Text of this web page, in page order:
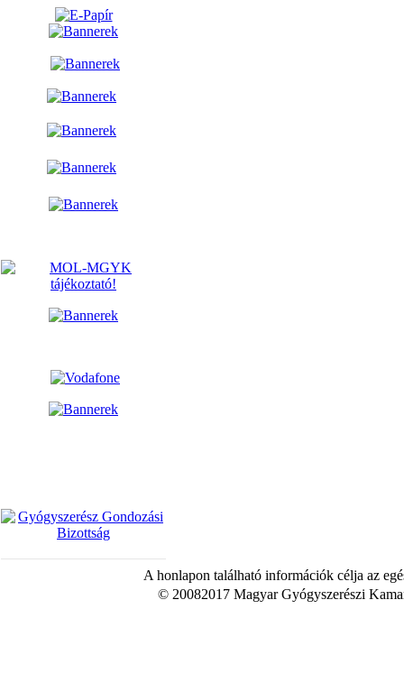
A honlapon található információk célja az
© 20082017 Magyar Gyógyszerészi